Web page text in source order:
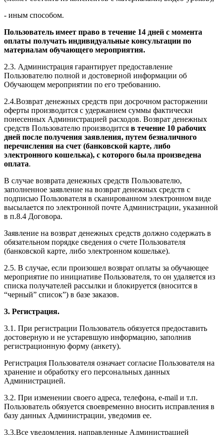
- иным способом.
Пользователь имеет право в течение 14 дней с момента
оплаты получать индивидуальные консультации по
материалам обучающего мероприятия.
2.3. Администрация гарантирует предоставление
Пользователю полной и достоверной информации об
Обучающем мероприятии по его требованию.
2.4.Возврат денежных средств при досрочном расторжении
оферты производится с удержанием суммы фактически
понесенных Администрацией расходов. Возврат денежных
средств Пользователю производится в течение 10 рабочих
дней после получения заявления, путем безналичного
перечисления на счет (банковской карте, либо
электронного кошелька), с которого была произведена
оплата.
В случае возврата денежных средств Пользователю,
заполненное заявление на возврат денежных средств с
подписью Пользователя в сканированном электронном виде
высылается по электронной почте Администрации, указанной
в п.8.4 Договора.
Заявление на возврат денежных средств должно содержать в
обязательном порядке сведения о счете Пользователя
(банковской карте, либо электронном кошельке).
2.5. В случае, если произошел возврат оплаты за обучающее
мероприятие по инициативе Пользователя, то он удаляется из
списка получателей рассылки и блокируется (вносится в
“черный” список”) в базе заказов.
3. Регистрация.
3.1. При регистрации Пользователь обязуется предоставить
достоверную и не устаревшую информацию, заполнив
регистрационную форму (анкету).
Регистрация Пользователя означает согласие Пользователя на
хранение и обработку его персональных данных
Администрацией.
3.2. При изменении своего адреса, телефона, e-mail и т.п.
Пользователь обязуется своевременно вносить исправления в
базу данных Администрации, уведомив ее.
3.3.Все уведомления, направленные Администрацией